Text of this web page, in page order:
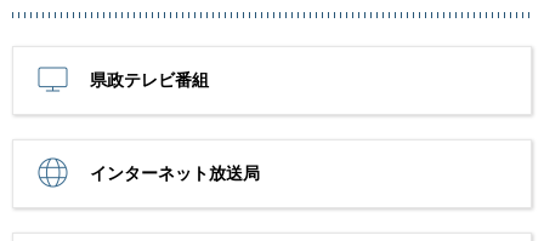
県政テレビ番組
インターネット放送局